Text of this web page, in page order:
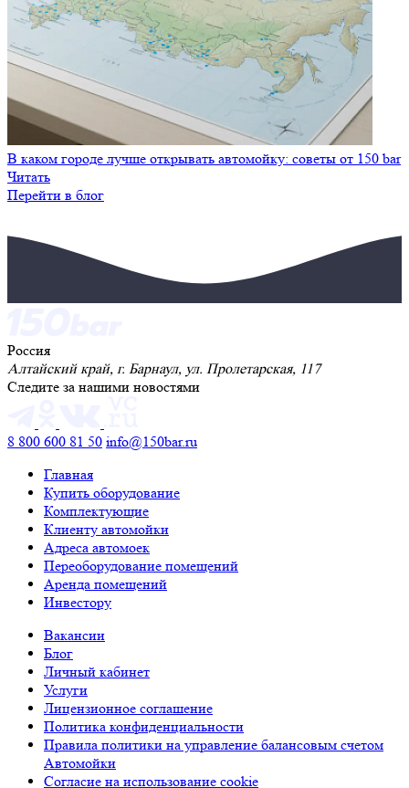
В каком городе лучше открывать автомойку: советы от 150 bar
Читать
Перейти в блог
Россия
Алтайский край, г. Барнаул, ул. Пролетарская, 117
Следите за нашими новостями
8 800 600 81 50 info@150bar.ru
Главная
Купить оборудование
Комплектующие
Клиенту автомойки
Адреса автомоек
Переоборудование помещений
Аренда помещений
Инвестору
Вакансии
Блог
Личный кабинет
Услуги
Лицензионное соглашение
Политика конфиденциальности
Правила политики на управление балансовым счетом
Автомойки
Согласие на использование cookie